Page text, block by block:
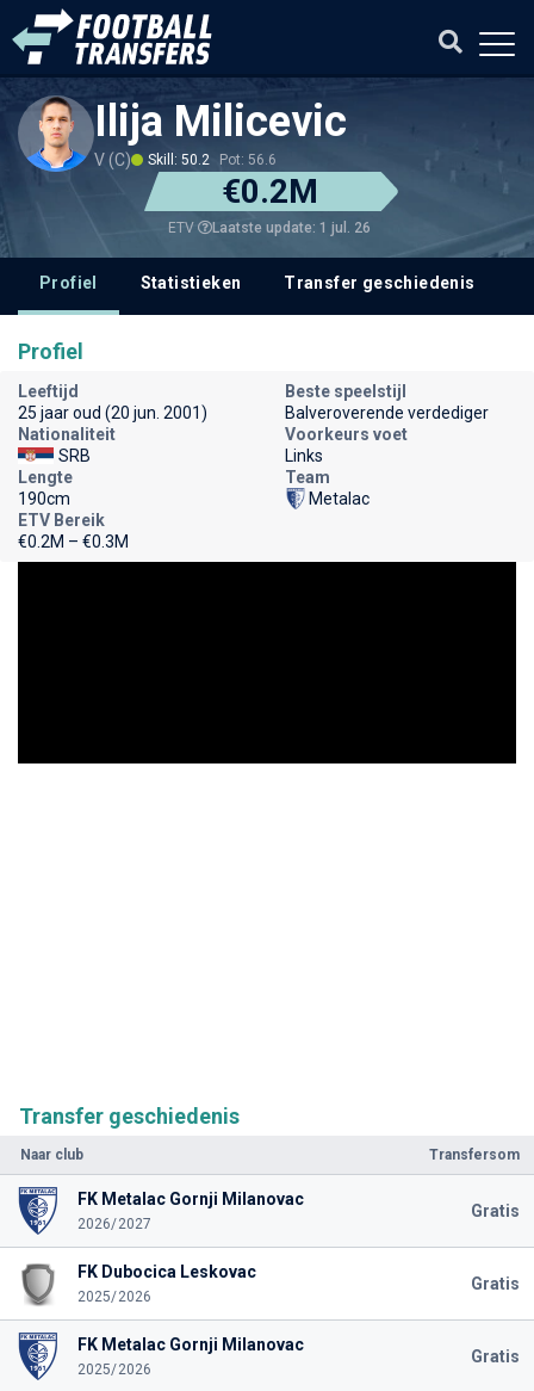
Ilija Milicevic
V (C) Skill: 50.2 Pot: 56.6
€0.2M
ETV Laatste update: 1 jul. 26
Profiel Statistieken Transfer geschiedenis
Transfer geschiedenis
Naar club Transfersom
FK Metalac Gornji Milanovac
2026/2027
Gratis
FK Dubocica Leskovac
2025/2026
Gratis
FK Metalac Gornji Milanovac
2025/2026
Gratis
Profiel
Leeftijd
25 jaar oud (20 jun. 2001)
Beste speelstijl
Balveroverende verdediger
Nationaliteit
SRB
Voorkeurs voet
Links
Lengte
190cm
Team
Metalac
ETV Bereik
€0.2M – €0.3M